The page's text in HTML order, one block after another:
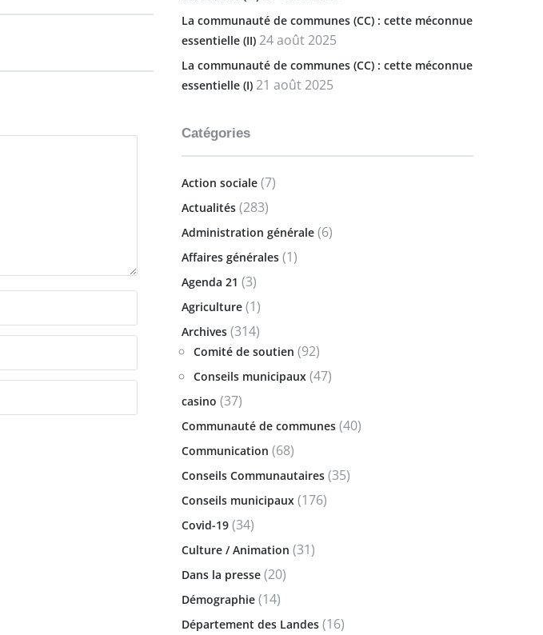
La communauté de communes (CC) : cette méconnue
essentielle (II) 24 août 2025
La communauté de communes (CC) : cette méconnue
essentielle (I) 21 août 2025
Catégories
Action sociale (7)
Actualités (283)
Administration générale (6)
Affaires générales (1)
Agenda 21 (3)
Agriculture (1)
Archives (314)
Comité de soutien (92)
Conseils municipaux (47)
casino (37)
Communauté de communes (40)
Communication (68)
Conseils Communautaires (35)
Conseils municipaux (176)
Covid-19 (34)
Culture / Animation (31)
Dans la presse (20)
Démographie (14)
Département des Landes (16)